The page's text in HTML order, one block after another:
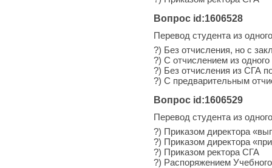
Вопрос id:1606528
Перевод студента из
?) Без отчисления, но с
?) С отчислением из
?) Без отчисления из СГА
?) С предварительным
Вопрос id:1606529
Перевод студента из
?) Приказом директора
?) Приказом директора
?) Приказом ректора СГА
?) Распоряжением